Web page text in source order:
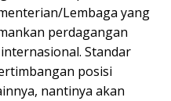
Lembaga yang
perdagangan
Standar
posisi
nantinya akan